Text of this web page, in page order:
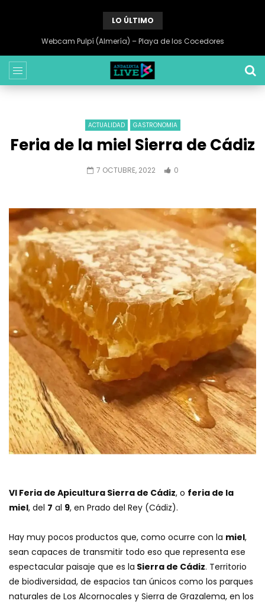
LO ÚLTIMO
Webcam Sabinillas (Malaga) – Playa de Sabinillas
ACTUALIDAD GASTRONOMIA
Feria de la miel Sierra de Cádiz
7 OCTUBRE, 2022 0
VI Feria de Apicultura Sierra de Cádiz, o feria de la
miel, del 7 al 9, en Prado del Rey (Cádiz).
Hay muy pocos productos que, como ocurre con la miel,
sean capaces de transmitir todo eso que representa ese
espectacular paisaje que es la Sierra de Cádiz. Territorio
de biodiversidad, de espacios tan únicos como los parques
naturales de Los Alcornocales y Sierra de Grazalema, en los